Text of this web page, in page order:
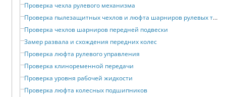
Проверка чехла рулевого механизма
Проверка пылезащитных чехлов и люфта шарниров рулевых тяг
Проверка чехлов шарниров передней подвески
Замер развала и схождения передних колес
Проверка люфта рулевого управления
Проверка клиноременной передачи
Проверка уровня рабочей жидкости
Проверка люфта колесных подшипников